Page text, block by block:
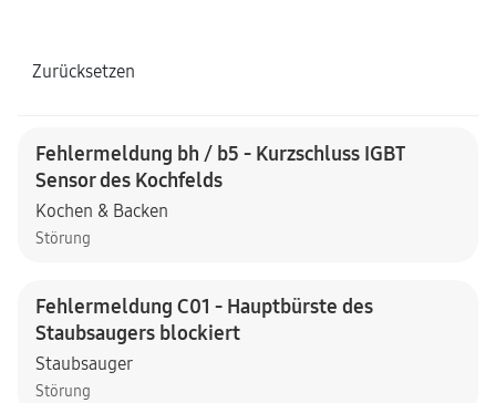
Zurücksetzen
Fehlermeldung bh / b5 - Kurzschluss IGBT
Sensor des Kochfelds
Kochen & Backen
Störung
Fehlermeldung C01 - Hauptbürste des
Staubsaugers blockiert
Staubsauger
Störung